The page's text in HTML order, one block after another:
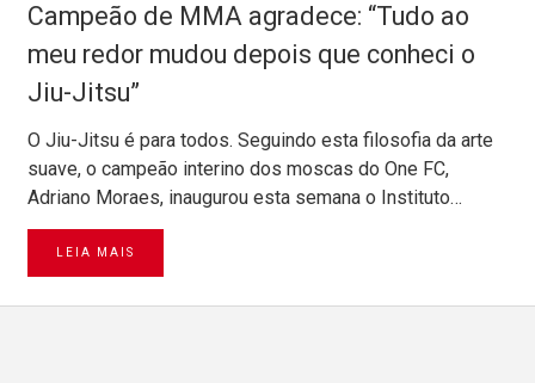
Campeão de MMA agradece: “Tudo ao
meu redor mudou depois que conheci o
Jiu-Jitsu”
O Jiu-Jitsu é para todos. Seguindo esta filosofia da arte
suave, o campeão interino dos moscas do One FC,
Adriano Moraes, inaugurou esta semana o Instituto…
LEIA MAIS